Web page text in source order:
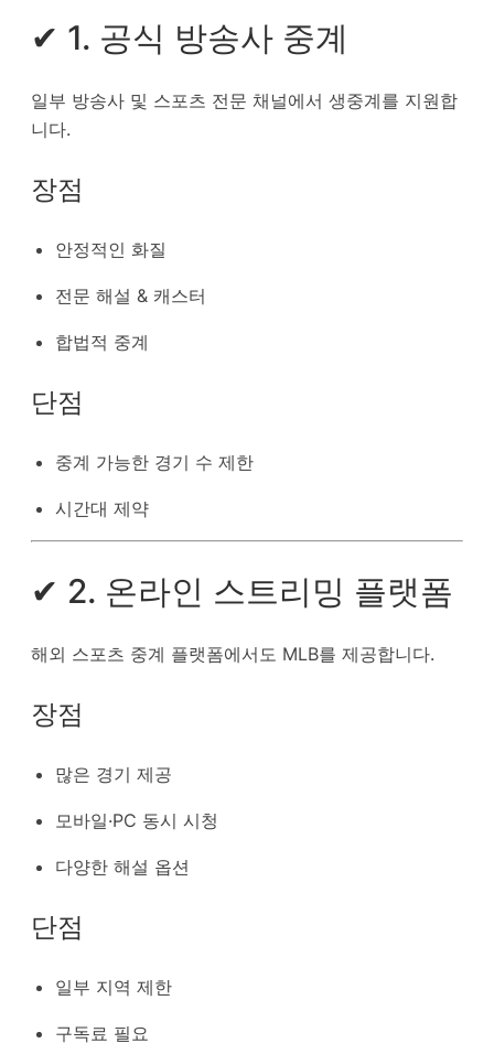
✔ 1. 공식 방송사 중계
일부 방송사 및 스포츠 전문 채널에서 생중계를 지원합
니다.
장점
안정적인 화질
전문 해설 & 캐스터
합법적 중계
단점
중계 가능한 경기 수 제한
시간대 제약
✔ 2. 온라인 스트리밍 플랫폼
해외 스포츠 중계 플랫폼에서도 MLB를 제공합니다.
장점
많은 경기 제공
모바일·PC 동시 시청
다양한 해설 옵션
단점
일부 지역 제한
구독료 필요